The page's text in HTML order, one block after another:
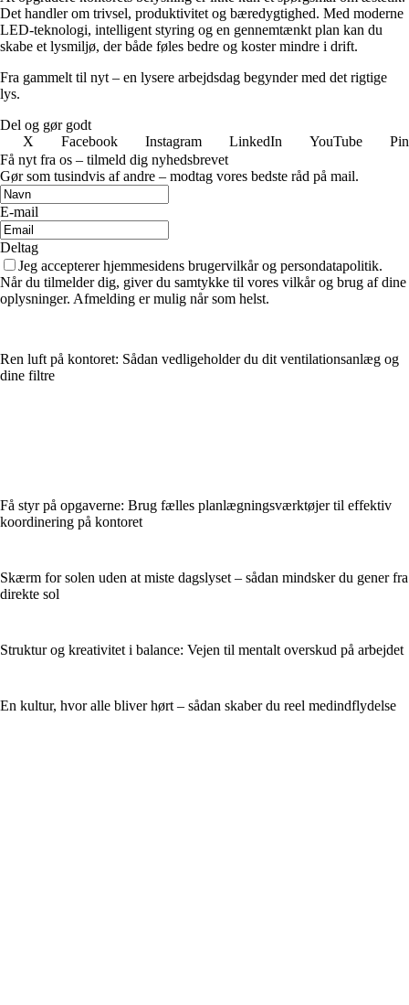
Det handler om trivsel, produktivitet og bæredygtighed. Med moderne
LED-teknologi, intelligent styring og en gennemtænkt plan kan du
skabe et lysmiljø, der både føles bedre og koster mindre i drift.
Fra gammelt til nyt – en lysere arbejdsdag begynder med det rigtige
lys.
Del og gør godt
X
Facebook Instagram LinkedIn YouTube
Få nyt fra os – tilmeld dig nyhedsbrevet
Gør som tusindvis af andre – modtag vores bedste råd på mail.
E-mail
Deltag
Jeg accepterer hjemmesidens brugervilkår og persondatapolitik.
Når du tilmelder dig, giver du samtykke til vores vilkår og brug af dine
oplysninger. Afmelding er mulig når som helst.
Ren luft på kontoret: Sådan vedligeholder du dit ventilationsanlæg og
dine filtre
Få styr på opgaverne: Brug fælles planlægningsværktøjer til effektiv
koordinering på kontoret
Skærm for solen uden at miste dagslyset – sådan mindsker du gener fra
direkte sol
Struktur og kreativitet i balance: Vejen til mentalt overskud på arbejdet
En kultur, hvor alle bliver hørt – sådan skaber du reel medindflydelse